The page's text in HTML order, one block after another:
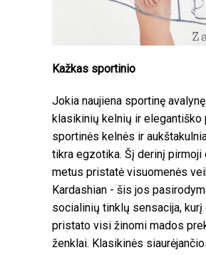
Kažkas sportinio
Jokia naujiena sportinę
klasikinių kelnių ir elegantiško
sportinės kelnės ir
tikra egzotika. Šį derinį pirmoji
metus pristatė visuomenės
Kardashian - šis jos
socialinių tinklų sensacija, kurį
pristato visi žinomi mados
ženklai. Klasikinės